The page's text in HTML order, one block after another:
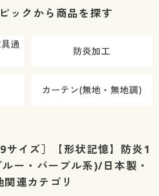
ックから商品を探す
通
防炎加工
カーテン(無地・無地調)
サイズ］【形状記憶】防炎1
ー・パープル系)/日本製・
関連カテゴリ